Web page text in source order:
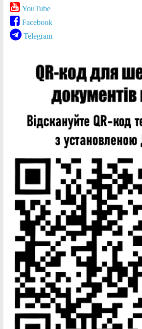
YouTube
Facebook
Telegram